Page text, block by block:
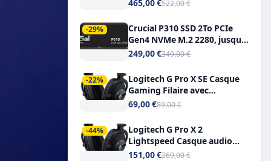
465,00 €522,00 €
-29%
Crucial P310 SSD 2To PCIe
Gen4 NVMe M.2 2280, jusqu’à
7.100 Mo/s
249,00 €349,00 €
-22%
Logitech G Pro X SE Casque
Gaming Filaire avec
Microphone Micro
7.1
69,00 €89,00 €
-44%
Logitech G Pro X 2
Lightspeed Casque audio
bluetooth
151,00 €269,00 €